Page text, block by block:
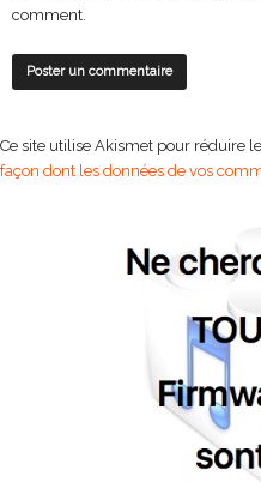
comment.
Ce site utilise Akismet pour réduire
façon dont les données de vos